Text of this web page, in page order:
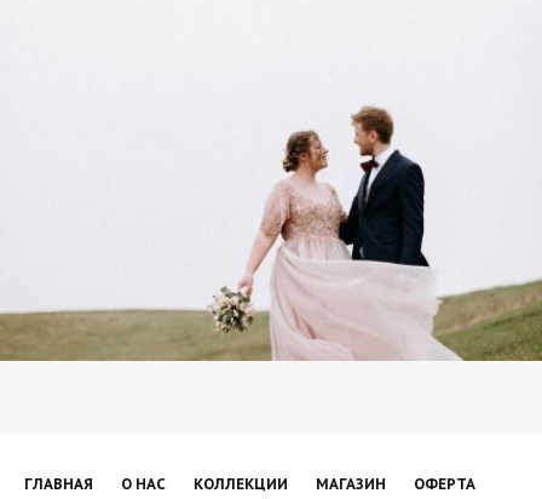
ГЛАВНАЯ О НАС КОЛЛЕКЦИИ МАГАЗИН ОФЕРТА